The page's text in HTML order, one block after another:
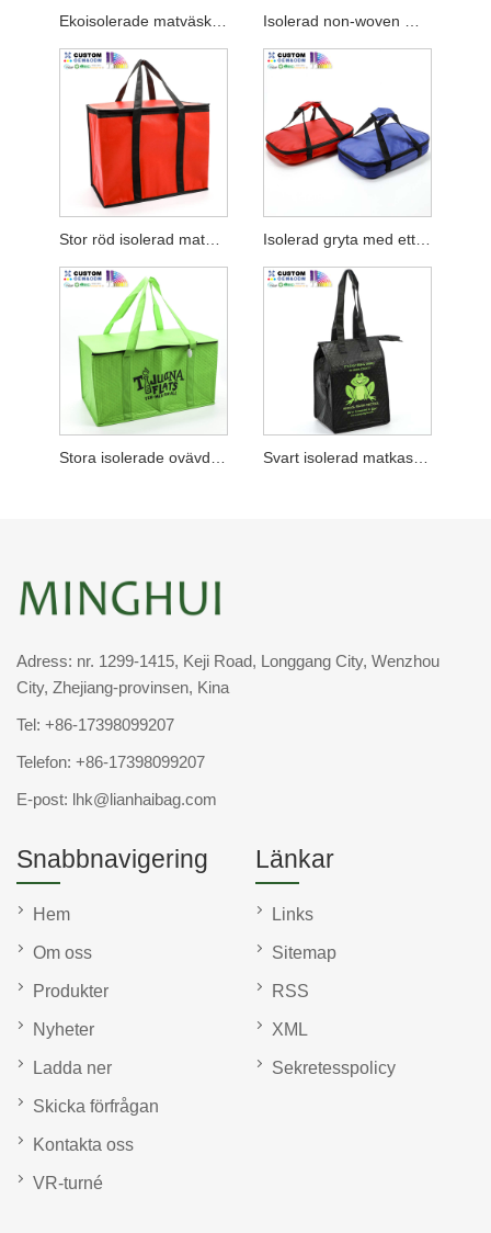
Ekoisolerade matväskor med dragkedja
Stor röd isolerad matpåse
Adress: nr. 1299-1415, Keji Road, Longgang City, Wenzhou
City, Zhejiang-provinsen, Kina
Tel: +86-17398099207
Telefon: +86-17398099207
E-post: lhk@lianhaibag.com
Snabbnavigering
Hem
Om oss
Produkter
Nyheter
Ladda ner
Skicka förfrågan
Kontakta oss
VR-turné
Länkar
Links
Sitemap
RSS
XML
Sekretesspolicy